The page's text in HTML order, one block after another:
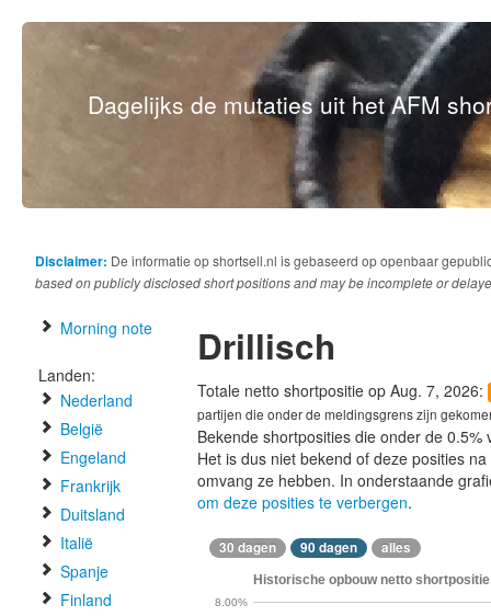
Dagelijks de mutaties uit het AFM
Disclaimer: De informatie op shortsell.nl is gebaseerd op openbaar
based on publicly disclosed short positions and may be incomplete or
Morning note
Landen:
Nederland
België
Engeland
Frankrijk
Duitsland
Italië
Spanje
Finland
Drillisch
Totale netto shortpositie op Aug. 7, 2026:
partijen die onder de meldingsgrens zijn
Bekende shortposities die onder de
Het is dus niet bekend of deze posities
omvang ze hebben. In onderstaande
om deze posities te verbergen.
30 dagen 90 dagen alles
Historische opbouw netto
8.00%